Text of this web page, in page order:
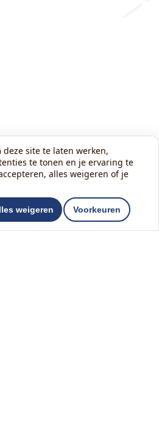
site te laten werken,
te tonen en je ervaring te
alles weigeren of je
weigeren Voorkeuren